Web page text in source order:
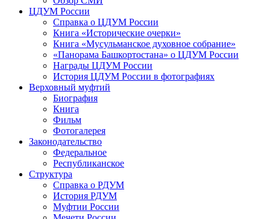
ЦДУМ России
Справка о ЦДУМ России
Книга «Исторические очерки»
Книга «Мусульманское духовное собрание»
«Панорама Башкортостана» о ЦДУМ России
Награды ЦДУМ России
История ЦДУМ России в фотографиях
Верховный муфтий
Биография
Книга
Фильм
Фотогалерея
Законодательство
Федеральное
Республиканское
Структура
Справка о РДУМ
История РДУМ
Муфтии России